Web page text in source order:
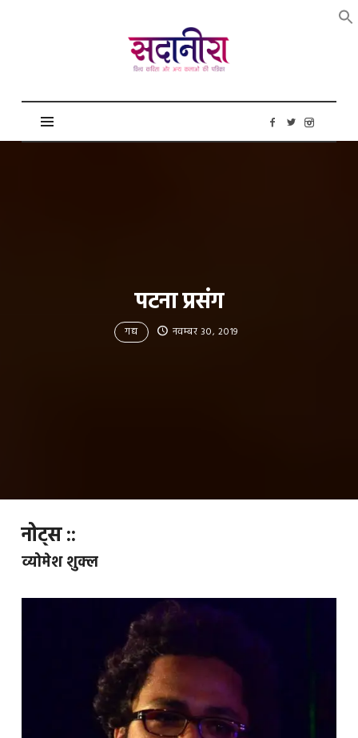
सदानीरा
पटना प्रसंग
गद्य नवम्बर 30, 2019
नोट्स ::
व्योमेश शुक्ल